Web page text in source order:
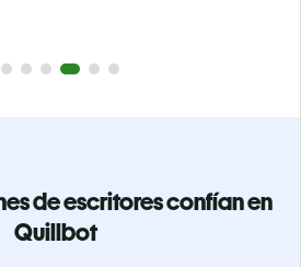
de escritores confían en
Quillbot